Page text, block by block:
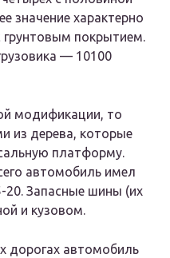
значение характерно
покрытием.
— 10100
модификации, то
из дерева, которые
платформу.
автомобиль имел
20. Запасные шины (их
и кузовом.
дорогах автомобиль